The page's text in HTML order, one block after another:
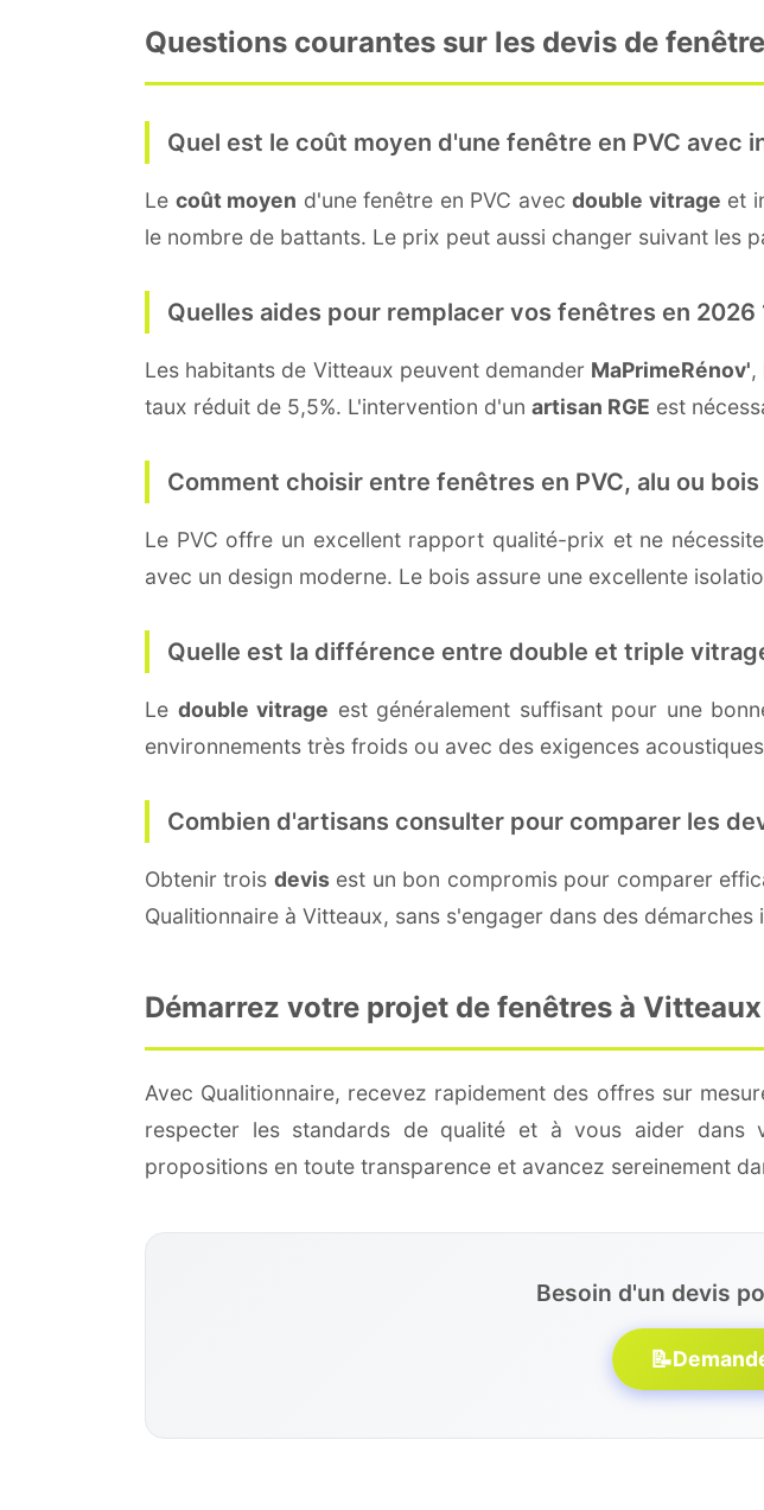
Questions courantes sur les devis de
Quel est le coût moyen d'une fenêtre en PVC avec
Le coût moyen d'une fenêtre en PVC avecdouble vitrage et
le nombre de battants. Le prix peut aussi changer suivant les
Quelles aides pour remplacer vos fenêtres en 2026
Les habitants de Vitteaux peuvent demander MaPrimeRénov',
taux réduit de 5,5%. L'intervention d'un artisan RGE est
Comment choisir entre fenêtres en PVC, alu ou bois
Le PVC offre un excellent rapport qualité-prix et ne
avec un design moderne. Le bois assure une excellente
Quelle est la différence entre double et triple
Le double vitrage est généralement suffisant pour une
environnements très froids ou avec des exigences
Combien d'artisans consulter pour comparer les
Obtenir trois devisest un bon compromis pour comparer
Qualitionnaire à Vitteaux, sans s'engager dans des démarches
Démarrez votre projet de fenêtres à Vitteaux
Avec Qualitionnaire, recevez rapidement des offres sur
respecter les standards de qualité et à vous aider dans
propositions en toute transparence et avancez sereinement
Besoin d'un devis
📝